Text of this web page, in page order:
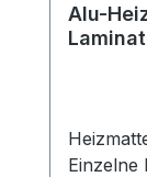
Alu-
Einzelne